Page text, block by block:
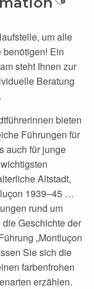
um alle
benötigen! Ein
steht Ihnen zur
Beratung
bieten
Führungen für
auch für junge
Altstadt,
1939–45 …
rund um
Geschichte der
„Montluçon
Sie sich die
farbenfrohen
erzählen.